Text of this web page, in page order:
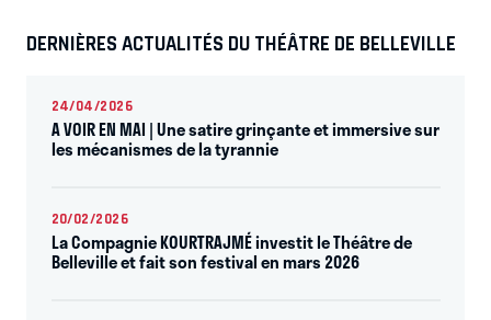
DERNIÈRES ACTUALITÉS DU THÉÂTRE DE BELLEVILLE
24/04/2026
A VOIR EN MAI | Une satire grinçante et immersive sur
les mécanismes de la tyrannie
20/02/2026
La Compagnie KOURTRAJMÉ investit le Théâtre de
Belleville et fait son festival en mars 2026